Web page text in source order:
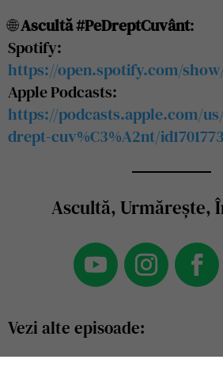
🌐Ascultă #PeDreptCuvânt:
Spotify:
https://open.spotify.com/
Apple Podcasts:
https://podcasts.apple.com/
drept-cuv%C3%A2nt/
Ascultă, Urmărește,
Vezi alte episoade: